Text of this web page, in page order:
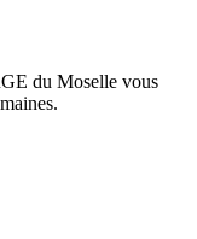
du Moselle vous